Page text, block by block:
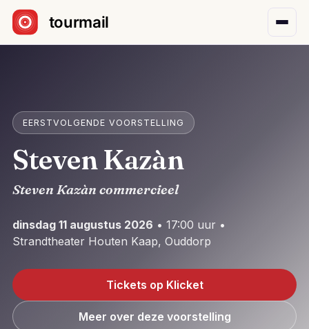
Sla navigatie over
EERSTVOLGENDE VOORSTELLING
Steven Kazàn
Steven Kazàn commercieel
dinsdag 11 augustus 2026 • 17:00 uur •
Strandtheater Houten Kaap, Ouddorp
Tickets op Klicket
Meer over deze voorstelling